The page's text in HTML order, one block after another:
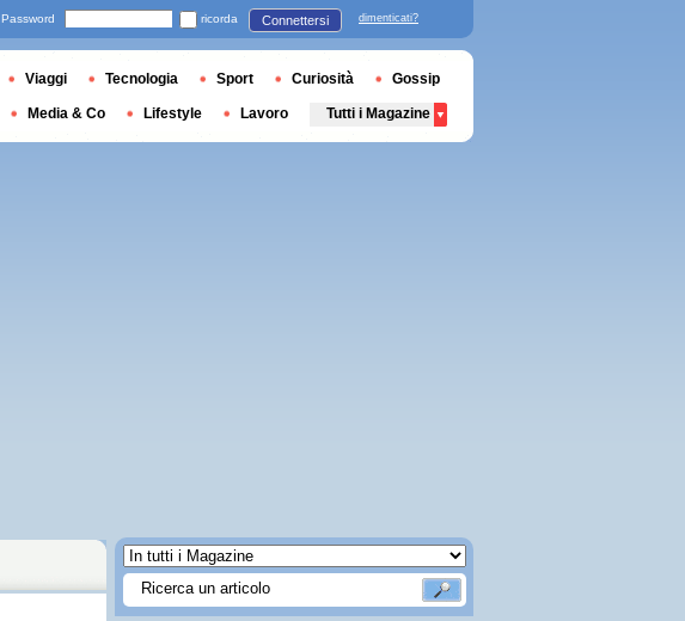
Password ricorda Connettersi dimenticati?
Viaggi Tecnologia Sport Curiosità Gossip
Media & Co Lifestyle Lavoro Tutti i Magazine